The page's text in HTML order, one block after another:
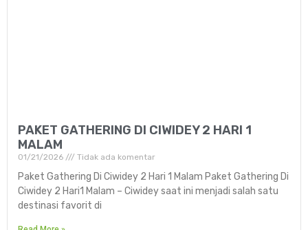
PAKET GATHERING DI CIWIDEY 2 HARI 1
MALAM
01/21/2026 Tidak ada komentar
Paket Gathering Di Ciwidey 2 Hari 1 Malam Paket Gathering Di
Ciwidey 2 Hari1 Malam – Ciwidey saat ini menjadi salah satu
destinasi favorit di